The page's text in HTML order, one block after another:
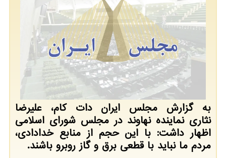
به گزارش مجلس ایران دات کام، علیرضا
نثاری نماینده نهاوند در مجلس شورای اسلامی
اظهار داشت: با این حجم از منابع خدادادی،
مردم ما نباید با قطعی برق و گاز روبرو باشند.